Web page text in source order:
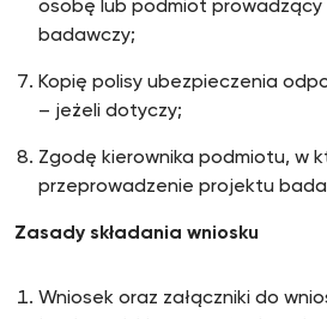
osobę lub podmiot
badawczy;
Kopię polisy ubezpieczenia
– jeżeli dotyczy;
Zgodę kierownika podmiotu, w
przeprowadzenie projektu
Zasady składania wniosku
Wniosek oraz załączniki do